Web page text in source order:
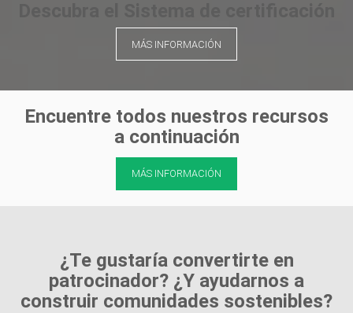
MÁS INFORMACIÓN
Encuentre todos nuestros recursos
a continuación
MÁS INFORMACIÓN
¿Te gustaría convertirte en
patrocinador? ¿Y ayudarnos a
construir comunidades sostenibles?